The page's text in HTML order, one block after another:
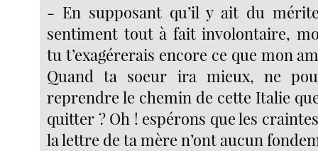
- En supposant qu’il y ait du
sentiment tout à fait involontaire,
tu t’exagérerais encore ce que mon
Quand ta soeur ira mieux, ne
reprendre le chemin de cette Italie
quitter ? Oh ! espérons que les
la lettre de ta mère n’ont aucun